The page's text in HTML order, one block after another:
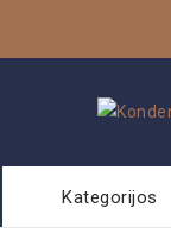
Kategorijos